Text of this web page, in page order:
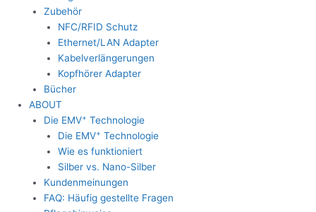
Zubehör
NFC/RFID Schutz
Ethernet/LAN Adapter
Kabelverlängerungen
Kopfhörer Adapter
Bücher
ABOUT
Die EMV+ Technologie
Die EMV+ Technologie
Wie es funktioniert
Silber vs. Nano-Silber
Kundenmeinungen
FAQ: Häufig gestellte Fragen